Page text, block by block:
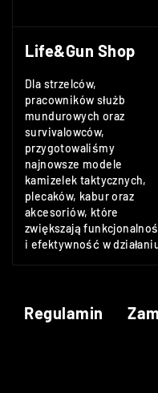
Life&Gun Shop
Dla strzelców,
pracowników służb
mundurowych oraz
survivalowców,
przygotowaliśmy
najnowsze modele
kamizelek taktycznych,
plecaków, kabur oraz
akcesoriów, które
zwiększają
i efektywność w
Regulamin